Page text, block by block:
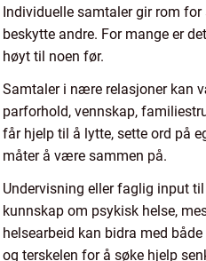
Individuelle samtaler gir rom
beskytte andre. For mange er
høyt til noen før.
Samtaler i nære relasjoner kan
parforhold, vennskap,
får hjelp til å lytte, sette ord på
måter å være sammen på.
Undervisning eller faglig input
kunnskap om psykisk helse,
helsearbeid kan bidra med
og terskelen for å søke hjelp